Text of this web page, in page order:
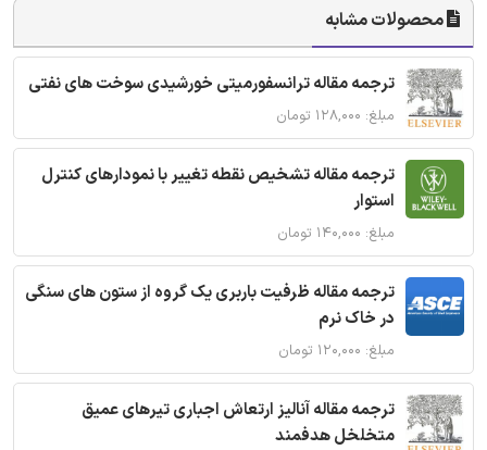
محصولات مشابه
ترجمه مقاله ترانسفورمیتی خورشیدی سوخت های نفتی
مبلغ: ۱۲۸,۰۰۰ تومان
ترجمه مقاله تشخیص نقطه تغییر با نمودارهای کنترل
استوار
مبلغ: ۱۴۰,۰۰۰ تومان
ترجمه مقاله ظرفیت باربری یک گروه از ستون های سنگی
در خاک نرم
مبلغ: ۱۲۰,۰۰۰ تومان
ترجمه مقاله آنالیز ارتعاش اجباری تیرهای عمیق
متخلخل هدفمند